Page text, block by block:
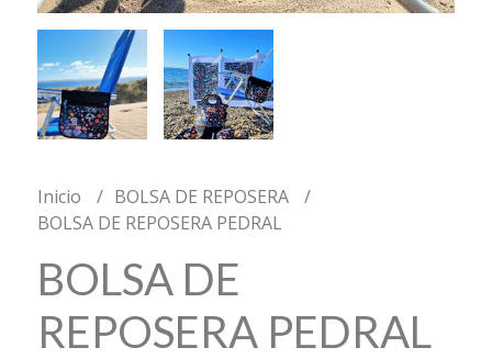
Inicio
BOLSA DE REPOSERA
BOLSA DE REPOSERA PEDRAL
BOLSA DE
REPOSERA PEDRAL